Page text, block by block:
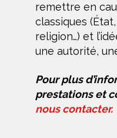
remettre en
classiques
religion…) et
une autorité,
Pour plus
prestations et
nous contacter.